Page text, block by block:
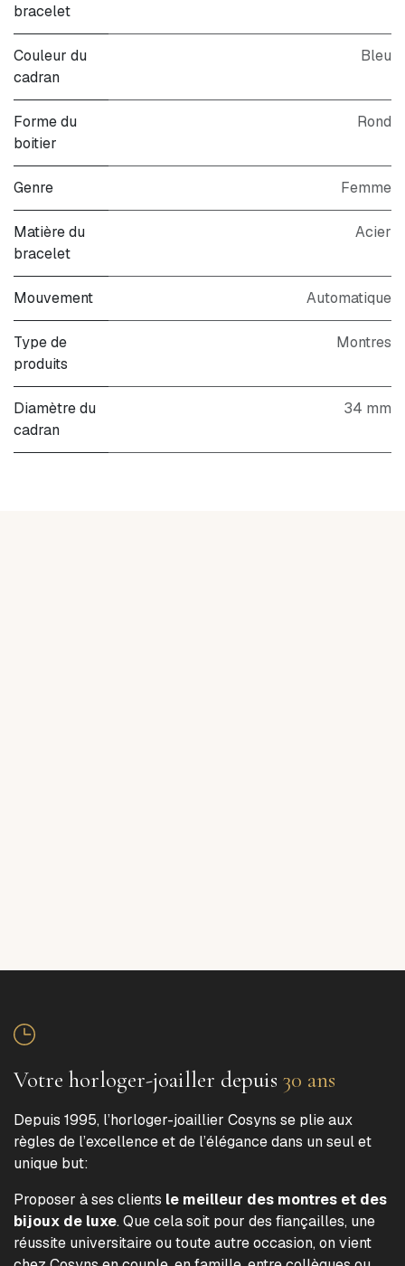
bracelet
Couleur du
cadran
Bleu
Forme du
boitier
Rond
Genre Femme
Matière du
bracelet
Acier
Mouvement Automatique
Type de
produits
Montres
Diamètre du
cadran
34 mm
Votre horloger-joailler depuis 30 ans
Depuis 1995, l’horloger-joaillier Cosyns se plie aux
règles de l’excellence et de l’élégance dans un seul et
unique but:
Proposer à ses clients le meilleur des montres et des
bijoux de luxe. Que cela soit pour des fiançailles, une
réussite universitaire ou toute autre occasion, on vient